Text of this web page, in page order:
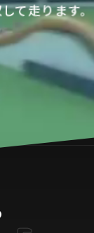
て走ります。